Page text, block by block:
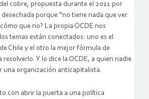
cobre, propuesta durante el 2011 por
porque “no tiene nada que ver
que no? La propia OCDE nos
temas están conectados: uno es el
Chile y el otro la mejor fórmula de
Y lo dice la OCDE, a quien nadie
una organización anticapitalista.
con abrir la puerta a una política